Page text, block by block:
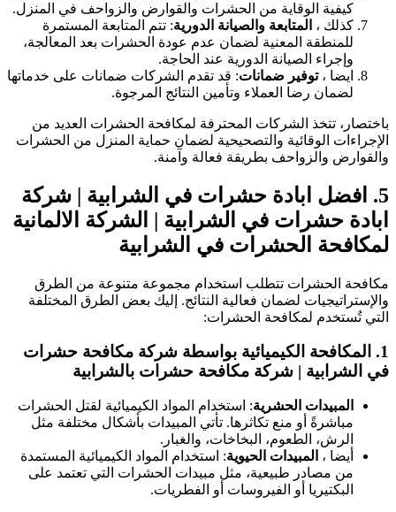
كيفية الوقاية من الحشرات والقوارض والزواحف في المنزل.
كذلك ، المتابعة والصيانة الدورية: تتم المتابعة المستمرة
للمنطقة المعنية لضمان عدم عودة الحشرات بعد المعالجة،
وإجراء الصيانة الدورية عند الحاجة.
ايضا ، توفير ضمانات: قد تقدم الشركات ضمانات على خدماتها
لضمان رضا العملاء وتأمين النتائج المرجوة.
تتخذ الشركات المحترفة لمكافحة الحشرات العديد من
الوقائية والتصحيحية لضمان حماية المنزل من الحشرات
والزواحف بطريقة فعالة وآمنة.
افضل ابادة حشرات في الشرابية | شركة
حشرات في الشرابية| الشركة الالمانية
الحشرات في الشرابية
الحشرات تتطلب استخدام مجموعة متنوعة من الطرق
لضمان فعالية النتائج. إليك بعض الطرق المختلفة
تُستخدم لمكافحة الحشرات:
المكافحة الكيميائيةبواسطة شركة مكافحة حشرات
الشرابية | شركة مكافحة حشرات بالشرابية
المبيدات الحشرية: استخدام المواد الكيميائية لقتل الحشرات
مباشرةً أو منع تكاثرها. تأتي المبيدات بأشكال مختلفة مثل
الرش، الطعوم، البخاخات، والغبار.
أيضا ، المبيدات الحيوية: استخدام المواد الكيميائية المستمدة
من مصادر طبيعية، مثل مبيدات الحشرات التي تعتمد على
البكتيريا أو الفيروسات أو الفطريات.